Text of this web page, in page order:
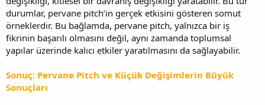
durumlar, pervane pitch’in gerçek etkisini gösteren somut
örneklerdir. Bu bağlamda, pervane pitch, yalnızca bir iş
fikrinin başarılı olmasını değil, aynı zamanda toplumsal
yapılar üzerinde kalıcı etkiler yaratılmasını da sağlayabilir.
Sonuç: Pervane Pitch ve Küçük Değişimlerin Büyük
Sonuçları